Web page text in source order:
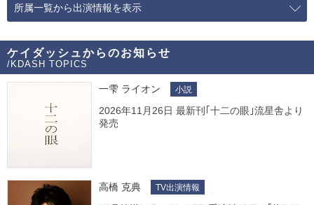
所属一覧から出演情報を表示
ケイダッシュからのお知らせ
/KDASH TOPICS
一雫 ライオン 小説
2026年11月26日 最新刊｢十二の眼｣流星舎より
発売
高橋 克典 TV出演情報